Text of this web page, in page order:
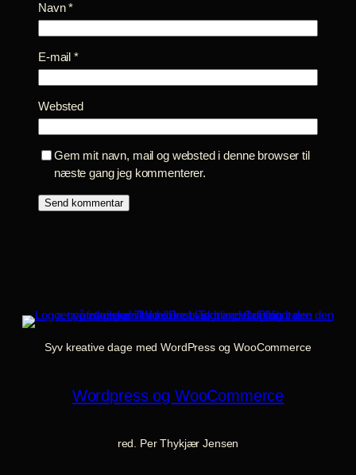
Navn*
E-mail *
Websted
Gem mit navn, mail og websted i denne browser til
næste gang jeg kommenterer.
Syv kreative dage med WordPress og WooCommerce
Wordpress og WooCommerce
red. Per Thykjær Jensen